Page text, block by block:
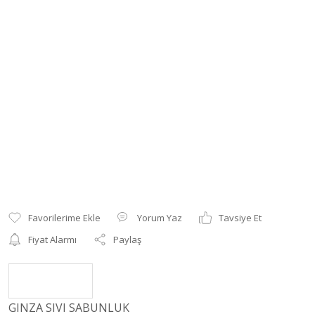
Yorum Yaz
Tavsiye Et
Fiyat Alarmı
Paylaş
GINZA SIVI SABUNLUK